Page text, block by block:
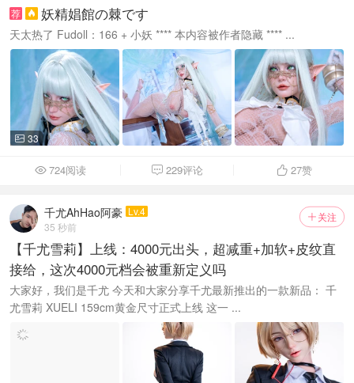
荐  妖精娼館の棘です
天太热了 Fudoll：166 + 小妖 **** 本内容被作者隐藏 **** ...
 33
724阅读  229评论  27赞
 关注
千尤AhHao阿豪 Lv.4
35 秒前
【千尤雪莉】上线：4000元出头，超减重+加软+皮纹直
接给，这次4000元档会被重新定义吗
大家好，我们是千尤 今天和大家分享千尤最新推出的一款新品： 千
尤雪莉 XUELI 159cm黄金尺寸正式上线 这一 ...